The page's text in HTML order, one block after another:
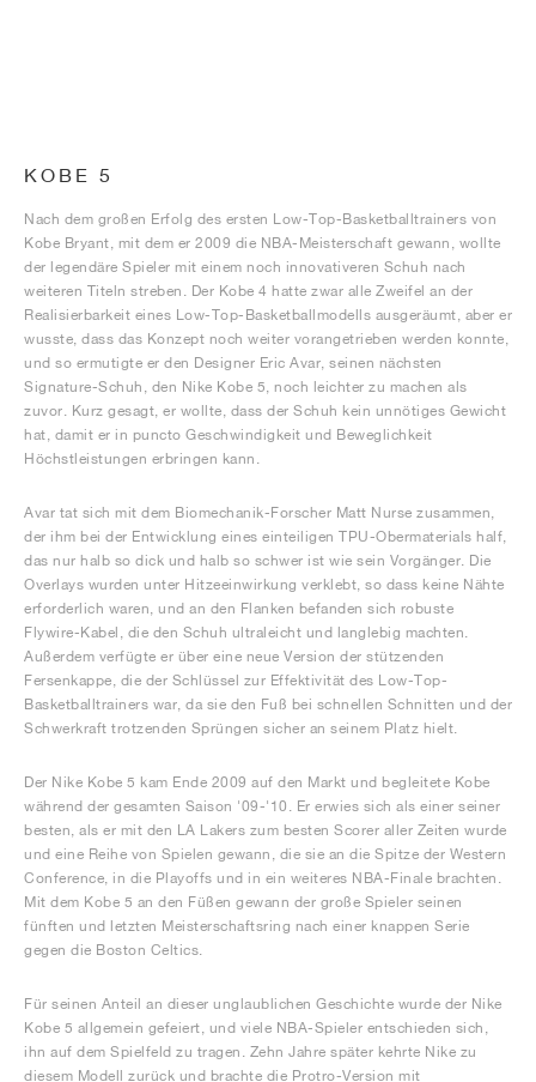
KOBE 5
Nach dem großen Erfolg des ersten Low-Top-Basketballtrainers von
Kobe Bryant, mit dem er 2009 die NBA-Meisterschaft gewann, wollte
der legendäre Spieler mit einem noch innovativeren Schuh nach
weiteren Titeln streben. Der Kobe 4 hatte zwar alle Zweifel an der
Realisierbarkeit eines Low-Top-Basketballmodells ausgeräumt, aber er
wusste, dass das Konzept noch weiter vorangetrieben werden konnte,
und so ermutigte er den Designer Eric Avar, seinen nächsten
Signature-Schuh, den Nike Kobe 5, noch leichter zu machen als
zuvor. Kurz gesagt, er wollte, dass der Schuh kein unnötiges Gewicht
hat, damit er in puncto Geschwindigkeit und Beweglichkeit
Höchstleistungen erbringen kann.
Avar tat sich mit dem Biomechanik-Forscher Matt Nurse zusammen,
der ihm bei der Entwicklung eines einteiligen TPU-Obermaterials half,
das nur halb so dick und halb so schwer ist wie sein Vorgänger. Die
Overlays wurden unter Hitzeeinwirkung verklebt, so dass keine Nähte
erforderlich waren, und an den Flanken befanden sich robuste
Flywire-Kabel, die den Schuh ultraleicht und langlebig machten.
Außerdem verfügte er über eine neue Version der stützenden
Fersenkappe, die der Schlüssel zur Effektivität des Low-Top-
Basketballtrainers war, da sie den Fuß bei schnellen Schnitten und der
Schwerkraft trotzenden Sprüngen sicher an seinem Platz hielt.
Der Nike Kobe 5 kam Ende 2009 auf den Markt und begleitete Kobe
während der gesamten Saison '09-'10. Er erwies sich als einer seiner
besten, als er mit den LA Lakers zum besten Scorer aller Zeiten wurde
und eine Reihe von Spielen gewann, die sie an die Spitze der Western
Conference, in die Playoffs und in ein weiteres NBA-Finale brachten.
Mit dem Kobe 5 an den Füßen gewann der große Spieler seinen
fünften und letzten Meisterschaftsring nach einer knappen Serie
gegen die Boston Celtics.
Für seinen Anteil an dieser unglaublichen Geschichte wurde der Nike
Kobe 5 allgemein gefeiert, und viele NBA-Spieler entschieden sich,
ihn auf dem Spielfeld zu tragen. Zehn Jahre später kehrte Nike zu
diesem Modell zurück und brachte die Protro-Version mit